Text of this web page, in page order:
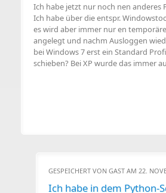
Ich habe jetzt nur noch nen anderes
Ich habe über die entspr.
es wird aber immer nur en
angelegt und nachm Ausloggen
bei Windows 7 erst ein Standard
schieben? Bei XP wurde das immer
GESPEICHERT VON GAST AM 22.
Ich habe in dem Python-